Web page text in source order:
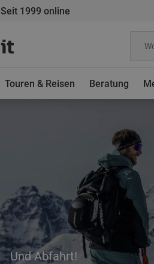
Seit 1999 online
Touren & Reisen Beratung
Und Abfahrt!